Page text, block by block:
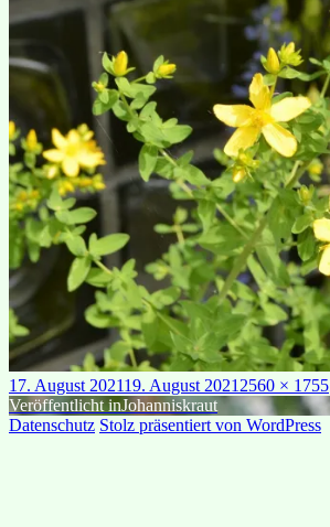
Veröffentlicht
am
17. August 202119. August 2021 Originalgröße
2560 × 1755
Beitragsnavigation
Veröffentlicht inJohanniskraut
Datenschutz Stolz präsentiert von WordPress